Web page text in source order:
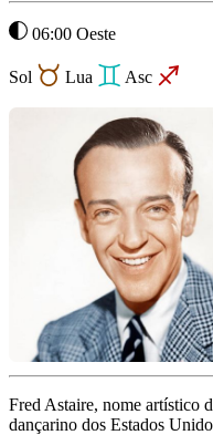
06:00 Oeste
Sol Lua Asc
Fred Astaire, nome artístico
dançarino dos Estados